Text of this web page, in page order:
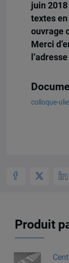
juin
textes en
ouvrage
Merci
colloque-
Produit